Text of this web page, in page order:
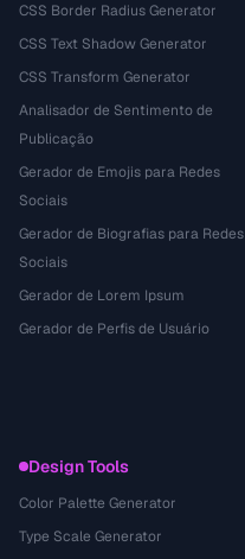
CSS Border Radius Generator
CSS Text Shadow Generator
CSS Transform Generator
Analisador de Sentimento de
Publicação
Gerador de Emojis para Redes
Sociais
Gerador de Biografias para Redes
Sociais
Gerador de Lorem Ipsum
Gerador de Perfis de Usuário
Design Tools
Color Palette Generator
Type Scale Generator